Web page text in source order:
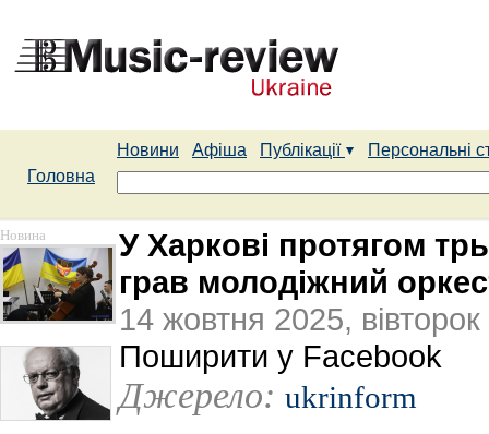
Новини Афіша Публікації
Персональні
Головна
Новина
У Харкові протягом
грав молодіжний
14 жовтня 2025, вівторок
Поширити у Facebook
Джерело: ukrinform